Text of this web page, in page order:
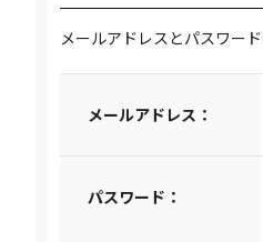
メールアドレスとパスワー
メールアドレス：
パスワード：